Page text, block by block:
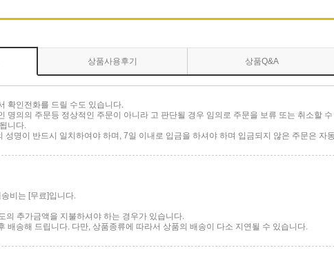
상품사용후기 상품Q&A
확인전화를 드릴 수도 있습니다.
명의의 주문등 정상적인 주문이 아니라 고 판단될 경우 임의로 주문을 보류 또는 취소할
니다.
성명이 반드시 일치하여야 하며, 7일 이내로 입금을 하셔야 하며 입금되지 않은 주문은 자
비는 [무료]입니다.
의 추가금액을 지불하셔야 하는 경우가 있습니다.
배송해 드립니다. 다만, 상품종류에 따라서 상품의 배송이 다소 지연될 수 있습니다.